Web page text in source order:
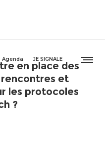
Agenda JE SIGNALE
en place des
et
les protocoles
?